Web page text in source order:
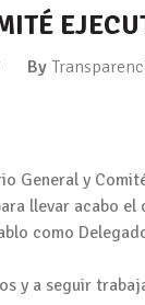
By
General y
llevar acabo
como
y a seguir